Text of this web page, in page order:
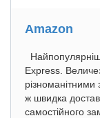
Amazon
Express.
різноманітними
ж швидка
самостійного